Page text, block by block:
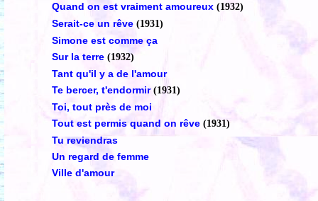
Quand on est vraiment amoureux (1932)
Serait-ce un rêve (1931)
Simone est comme ça
Sur la terre (1932)
Tant qu'il y a de l'amour
Te bercer, t'endormir (1931)
Toi, tout près de moi
Tout est permis quand on rêve (1931)
Tu reviendras
Un regard de femme
Ville d'amour